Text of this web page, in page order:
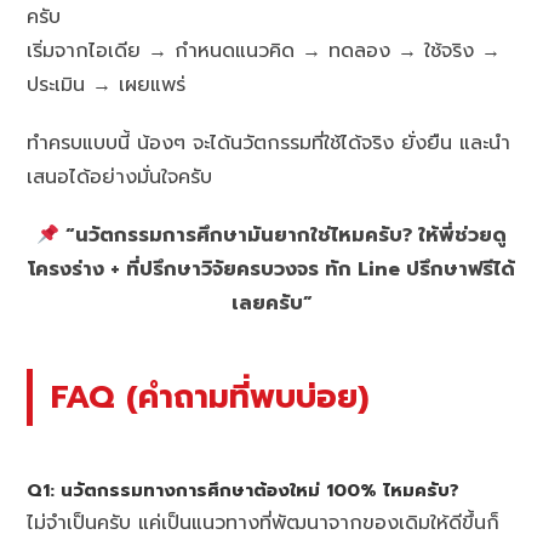
ครับ
เริ่มจากไอเดีย → กำหนดแนวคิด → ทดลอง → ใช้จริง →
ประเมิน → เผยแพร่
ทำครบแบบนี้ น้องๆ จะได้นวัตกรรมที่ใช้ได้จริง ยั่งยืน และนำ
เสนอได้อย่างมั่นใจครับ
“นวัตกรรมการศึกษามันยากใช่ไหมครับ? ให้พี่ช่วยดู
โครงร่าง + ที่ปรึกษาวิจัยครบวงจร ทัก Line ปรึกษาฟรีได้
เลยครับ”
FAQ (คำถามที่พบบ่อย)
Q1: นวัตกรรมทางการศึกษาต้องใหม่ 100% ไหมครับ?
ไม่จำเป็นครับ แค่เป็นแนวทางที่พัฒนาจากของเดิมให้ดีขึ้นก็